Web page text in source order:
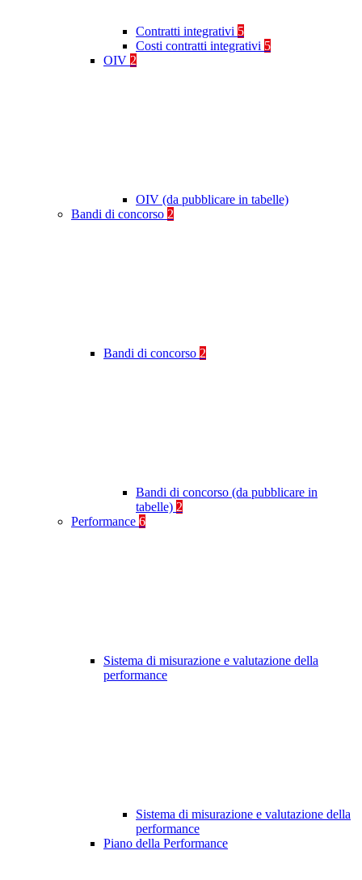
Contratti integrativi 5
Costi contratti integrativi 5
OIV 2
OIV (da pubblicare in tabelle)
Bandi di concorso 2
Bandi di concorso 2
Bandi di concorso (da pubblicare in
tabelle) 2
Performance 6
Sistema di misurazione e valutazione della
performance
Sistema di misurazione e valutazione della
performance
Piano della Performance